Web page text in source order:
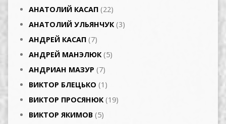
АНАТОЛИЙ КАСАП (22)
АНАТОЛИЙ УЛЬЯНЧУК(3)
АНДРЕЙ КАСАП (7)
АНДРЕЙ МАНЭЛЮК(5)
АНДРИАН МАЗУР (7)
ВИКТОР БЛЕЦЬКО (1)
ВИКТОР ПРОСЯНЮК(19)
ВИКТОР ЯКИМОВ (5)